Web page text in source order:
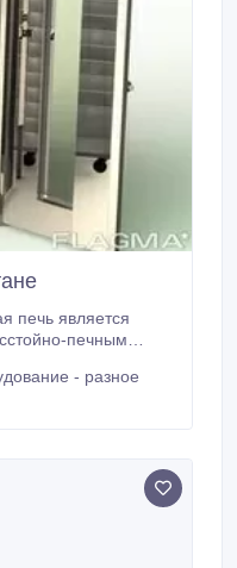
печь является
печным
С ее
новые
- разное